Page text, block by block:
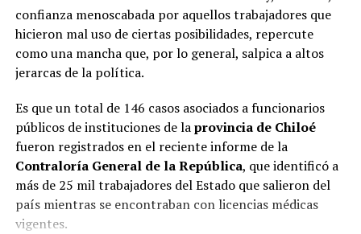
confianza menoscabada por aquellos trabajadores que
hicieron mal uso de ciertas posibilidades, repercute
como una mancha que, por lo general, salpica a altos
jerarcas de la política.
Es que un total de 146 casos asociados a funcionarios
públicos de instituciones de laprovincia de Chiloé
fueron registrados en el reciente informe de la
Contraloría General de la República, que identificó a
más de 25 mil trabajadores del Estado que salieron del
país mientras se encontraban con licencias médicas
vigentes.